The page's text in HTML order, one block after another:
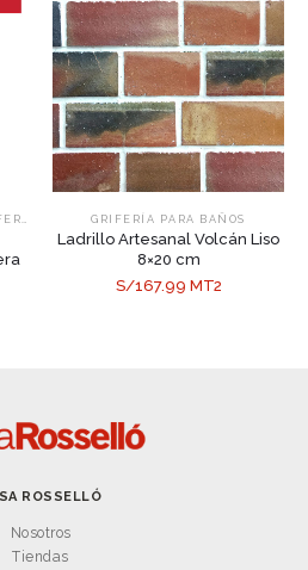
BAÑOS GRIFERÍA PARA BAÑOS
Ladrillo Artesanal Volcán Liso
8×20 cm
S/167.99 MT2
ROSSELLÓ
Nosotros
Tiendas